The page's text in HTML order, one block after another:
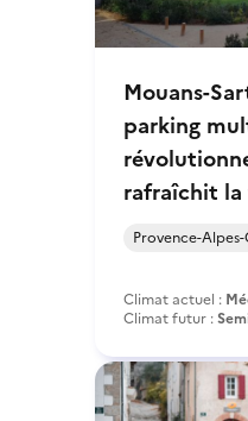
Mouans-
parking
rafraîchit
Provence-
Climat actuel :
Climat futur :